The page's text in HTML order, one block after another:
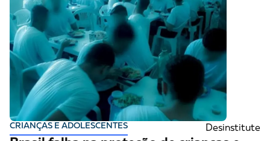
CRIANÇAS E ADOLESCENTES Desinstitute